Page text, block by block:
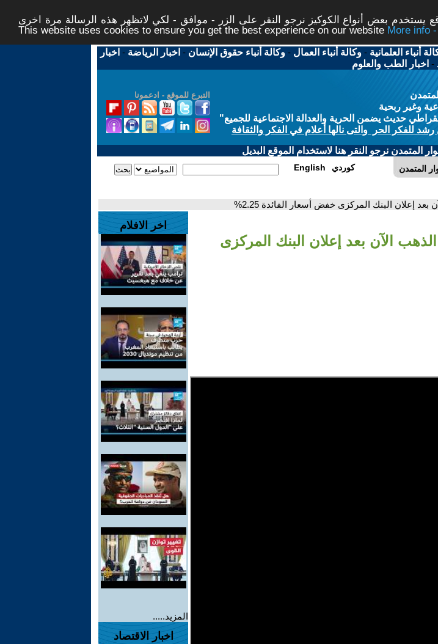
يستخدم بعض أنواع الكوكيز نرجو النقر على الزر - موافق - لكي لاتظهر هذه الرسالة مرة اخرى -
This website uses cookies to ensure you get the best experience on our website
أنباء العلمانية -وكالة أنباء العمال -وكالة أنباء حقوق الإنسان - اخبار الرياضة - اخبار
- اخبار الطب والعلوم
التبرع للموقع - ادعمونا
وغير ربحية
حديث يضمن الحرية والعدالة الاجتماعية للجميع"
للفكر الحر والتى نالها أعلام في الفكر والثقافة
المتمدن نرجو النقر هنا لاستخدام الموقع البديل
المتمدن English كوردي
إعلان البنك المركزى خفض أسعار الفائدة 2.25%
الآن بعد إعلان البنك المركزى
اخر الافلام
المزيد.....
اخبار الاقتصاد